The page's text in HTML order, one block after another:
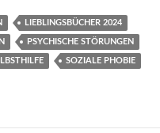
LIEBLINGSBÜCHER 2024
PSYCHISCHE STÖRUNGEN
SOZIALE PHOBIE